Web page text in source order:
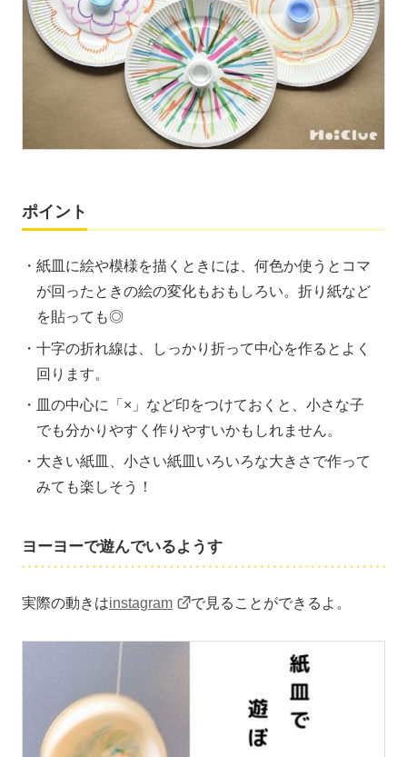
ポイント
紙皿に絵や模様を描くときには、何色か使うとコマ
が回ったときの絵の変化もおもしろい。折り紙など
を貼っても◎
十字の折れ線は、しっかり折って中心を作るとよく
回ります。
皿の中心に「×」など印をつけておくと、小さな子
でも分かりやすく作りやすいかもしれません。
大きい紙皿、小さい紙皿いろいろな大きさで作って
みても楽しそう！
ヨーヨーで遊んでいるようす
実際の動きはinstagram で見ることができるよ。